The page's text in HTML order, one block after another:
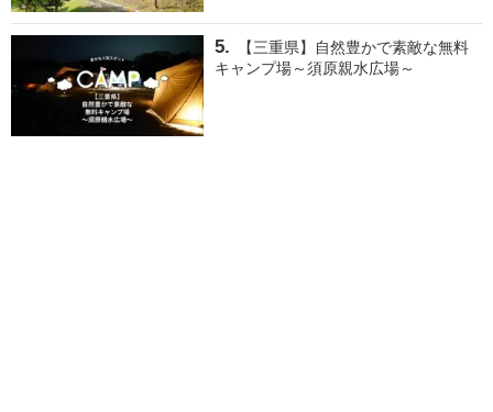
【三重県】自然豊かで素敵な無料
キャンプ場～須原親水広場～